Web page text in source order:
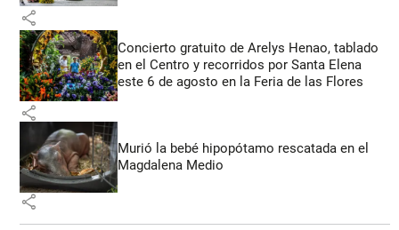
share
Concierto gratuito de Arelys Henao, tablado
en el Centro y recorridos por Santa Elena
este 6 de agosto en la Feria de las Flores
share
Murió la bebé hipopótamo rescatada en el
Magdalena Medio
share